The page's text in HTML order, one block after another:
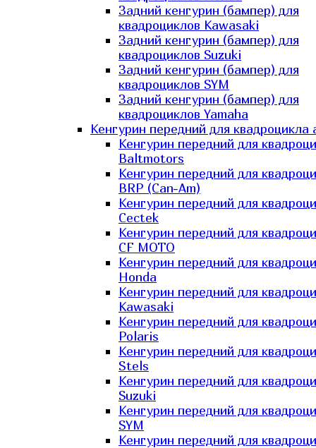
Задний кенгурин (бампер) для
квадроциклов Kawasaki
Задний кенгурин (бампер) для
квадроциклов Suzuki
Задний кенгурин (бампер) для
квадроциклов SYM
Задний кенгурин (бампер) для
квадроциклов Yamaha
Кенгурин передний для квадроцикла
Кенгурин передний для
Baltmotors
Кенгурин передний для
BRP (Can-Am)
Кенгурин передний для
Cectek
Кенгурин передний для
CF MOTO
Кенгурин передний для
Honda
Кенгурин передний для
Kawasaki
Кенгурин передний для
Polaris
Кенгурин передний для
Stels
Кенгурин передний для
Suzuki
Кенгурин передний для
SYM
Кенгурин передний для